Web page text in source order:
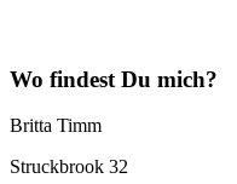
Wo findest Du mich?
Britta Timm
Struckbrook 32